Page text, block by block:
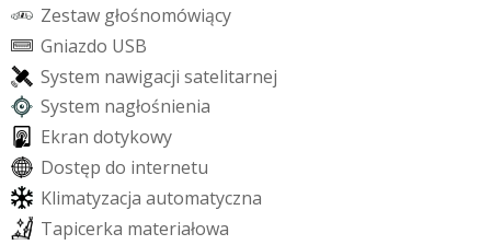
Zestaw głośnomówiący
Gniazdo USB
System nawigacji satelitarnej
System nagłośnienia
Ekran dotykowy
Dostęp do internetu
Klimatyzacja automatyczna
Tapicerka materiałowa